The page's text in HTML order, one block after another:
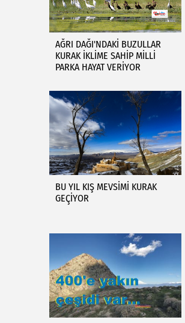
AĞRI DAĞI'NDAKİ BUZULLAR
KURAK İKLİME SAHİP MİLLİ
PARKA HAYAT VERİYOR
BU YIL KIŞ MEVSİMİ KURAK
GEÇİYOR